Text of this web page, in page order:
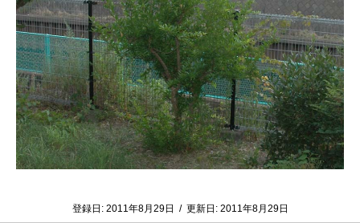
登録日: 2011年8月29日 / 更新日: 2011年8月29日